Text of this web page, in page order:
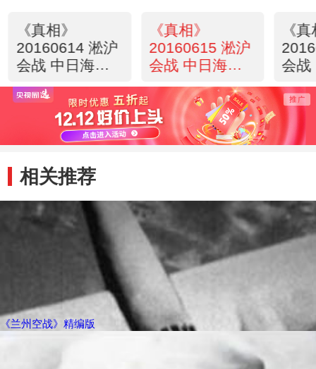
《真相》
20160614 淞沪
会战 中日海空
一战成名
《真相》
20160615 淞沪
会战 中日海空
中国没有投降的
空军
《
会战
血战
相关推荐
《兰州空战》精编版